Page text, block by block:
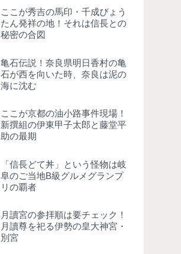
ここが秀吉の馬印・千成びょう
たん発祥の地！それは信長との
秘密の合図
亀石伝説！奈良県明日香村の亀
石が西を向いた時、奈良は泥の
海に沈む
ここが京都の油小路事件現場！
新撰組の伊東甲子太郎と藤堂平
助の最期
「信長どて丼」という怪物は岐
阜のご当地B級グルメグランプ
リの覇者
月讀宮の参拝順は要チェック！
月讀尊を祀る伊勢の皇大神宮・
別宮